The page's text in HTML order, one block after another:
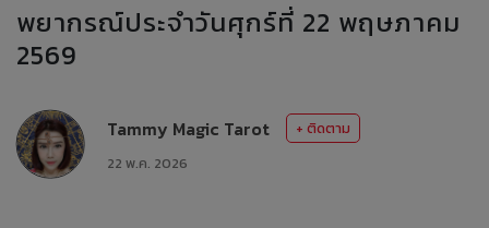
พยากรณ์ประจำวันศุกร์ที่ 22 พฤษภาคม
2569
Tammy Magic Tarot
+ ติดตาม
22 พ.ค. 2026